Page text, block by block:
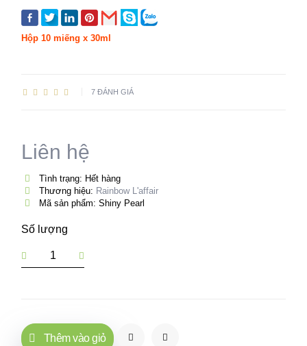
Hộp 10 miếng x 30ml
7 ĐÁNH GIÁ
Liên hệ
Tình trạng: Hết hàng
Thương hiệu: Rainbow L'affair
Mã sản phẩm: Shiny Pearl
Số lượng
Thêm vào giỏ